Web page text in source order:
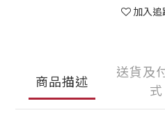
加入
商品描述
送貨及
式